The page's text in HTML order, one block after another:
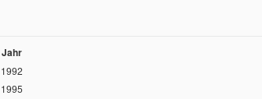
Jahr
1992
1995